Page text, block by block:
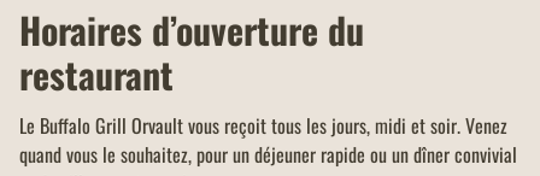
Horaires d’ouverture du
restaurant
Le Buffalo Grill Orvault vous reçoit tous les jours, midi et soir. Venez
quand vous le souhaitez, pour un déjeuner rapide ou un dîner convivial